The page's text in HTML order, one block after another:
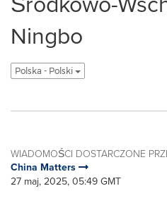
Ningbo
Polska - Polski
WIADOMOŚCI DOSTARCZONE
China Matters
27 maj, 2025, 05:49 GMT